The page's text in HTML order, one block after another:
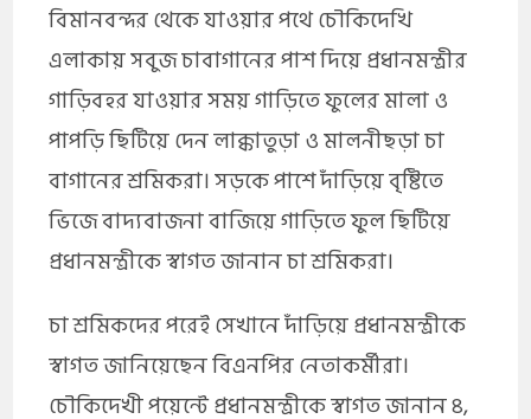
বিমানবন্দর থেকে যাওয়ার পথে চৌকিদেখি
এলাকায় সবুজ চাবাগানের পাশ দিয়ে প্রধানমন্ত্রীর
গাড়িবহর যাওয়ার সময় গাড়িতে ফুলের মালা ও
পাপড়ি ছিটিয়ে দেন লাক্কাতুড়া ও মালনীছড়া চা
বাগানের শ্রমিকরা। সড়কে পাশে দাঁড়িয়ে বৃষ্টিতে
ভিজে বাদ্যবাজনা বাজিয়ে গাড়িতে ফুল ছিটিয়ে
প্রধানমন্ত্রীকে স্বাগত জানান চা শ্রমিকরা।
চা শ্রমিকদের পরেই সেখানে দাঁড়িয়ে প্রধানমন্ত্রীকে
স্বাগত জানিয়েছেন বিএনপির নেতাকর্মীরা।
চৌকিদেখী পয়েন্টে প্রধানমন্ত্রীকে স্বাগত জানান ৪,